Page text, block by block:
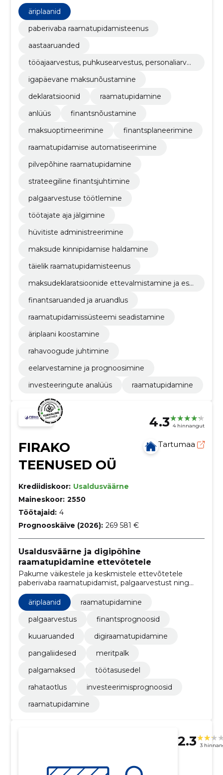
äriplaanid
paberivaba raamatupidamisteenus
aastaaruanded
tööajaarvestus, puhkusearvestus, personaliarves
igapäevane maksunõustamine
deklaratsioonid
raamatupidamine
anlüüs
finantsnõustamine
maksuoptimeerimine
finantsplaneerimine
raamatupidamise automatiseerimine
pilvepõhine raamatupidamine
strateegiline finantsjuhtimine
palgaarvestuse töötlemine
töötajate aja jälgimine
hüvitiste administreerimine
maksude kinnipidamise haldamine
täielik raamatupidamisteenus
maksudeklaratsioonide ettevalmistamine ja esit
finantsaruanded ja aruandlus
raamatupidamissüsteemi seadistamine
äriplaani koostamine
rahavoogude juhtimine
eelarvestamine ja prognoosimine
investeeringute analüüs
raamatupidamine
4.3 4 hinnangut
FIRAKO
TEENUSED OÜ
Tartumaa
Krediidiskoor: Usaldusväärne
Maineskoor: 2550
Töötajaid: 4
Prognooskäive (2026): 269 581 €
Usaldusväärne ja digipõhine
raamatupidamine ettevõtetele
Pakume väikestele ja keskmistele ettevõtetele
paberivaba raamatupidamist, palgaarvestust ning
aruannete ja prognooside koostamist koos isikliku
vastutava raamatupidajaga.
äriplaanid
raamatupidamine
palgaarvestus
finantsprognoosid
kuuaruanded
digiraamatupidamine
pangaliidesed
meritpalk
palgamaksed
töötasusedel
rahataotlus
investeerimisprognoosid
raamatupidamine
2.3 3